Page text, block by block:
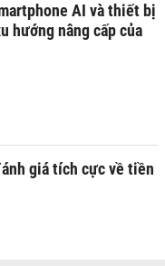
AI và thiết bị
hướng nâng cấp của
giá tích cực về tiền